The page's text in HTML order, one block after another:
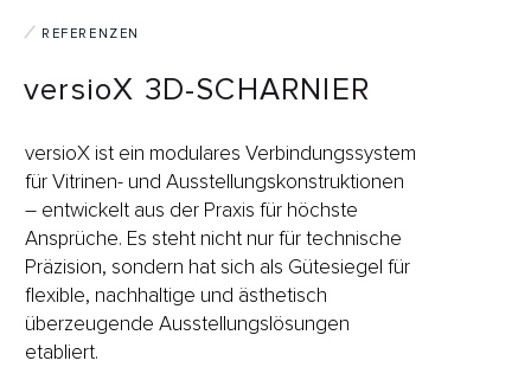
versioX ist ein modulares Verbindungssystem
für Vitrinen- und Ausstellungskonstruktionen
– entwickelt aus der Praxis für höchste
Ansprüche. Es steht nicht nur für technische
Präzision, sondern hat sich als Gütesiegel für
flexible, nachhaltige und ästhetisch
überzeugende Ausstellungslösungen
etabliert.
REFERENZEN
versioX 3D-SCHARNIER